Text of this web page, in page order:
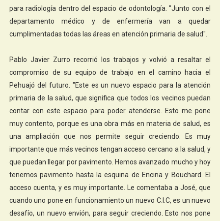
para radiología dentro del espacio de odontología. "Junto con el
departamento médico y de enfermería van a quedar
cumplimentadas todas las áreas en atención primaria de salud".
Pablo Javier Zurro recorrió los trabajos y volvió a resaltar el
compromiso de su equipo de trabajo en el camino hacia el
Pehuajó del futuro. "Este es un nuevo espacio para la atención
primaria de la salud, que significa que todos los vecinos puedan
contar con este espacio para poder atenderse. Esto me pone
muy contento, porque es una obra más en materia de salud, es
una ampliación que nos permite seguir creciendo. Es muy
importante que más vecinos tengan acceso cercano a la salud, y
que puedan llegar por pavimento. Hemos avanzado mucho y hoy
tenemos pavimento hasta la esquina de Encina y Bouchard. El
acceso cuenta, y es muy importante. Le comentaba a José, que
cuando uno pone en funcionamiento un nuevo C.I.C, es un nuevo
desafío, un nuevo envión, para seguir creciendo. Esto nos pone